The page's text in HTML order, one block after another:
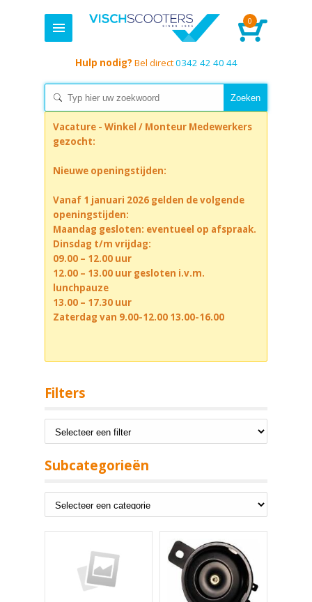
0
Hulp nodig? Bel direct0342 42 40 44
Vacature - Winkel / Monteur Medewerkers
gezocht:
Nieuwe openingstijden:
Vanaf 1 januari 2026 gelden de volgende
openingstijden:
Maandag gesloten: eventueel op afspraak.
Dinsdag t/m vrijdag:
09.00 – 12.00 uur
12.00 – 13.00 uur gesloten i.v.m.
lunchpauze
13.00 – 17.30 uur
Zaterdag van 9.00-12.00 13.00-16.00
Filters
Subcategorieën